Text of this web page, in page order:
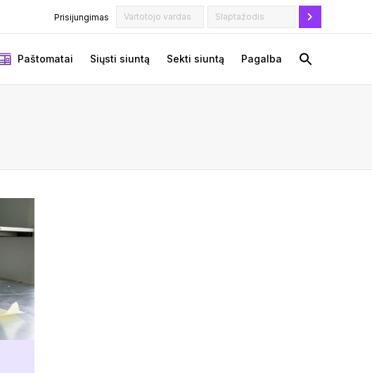
Prisijungimas
Paštomatai Siųsti siuntą Sekti siuntą Pagalba